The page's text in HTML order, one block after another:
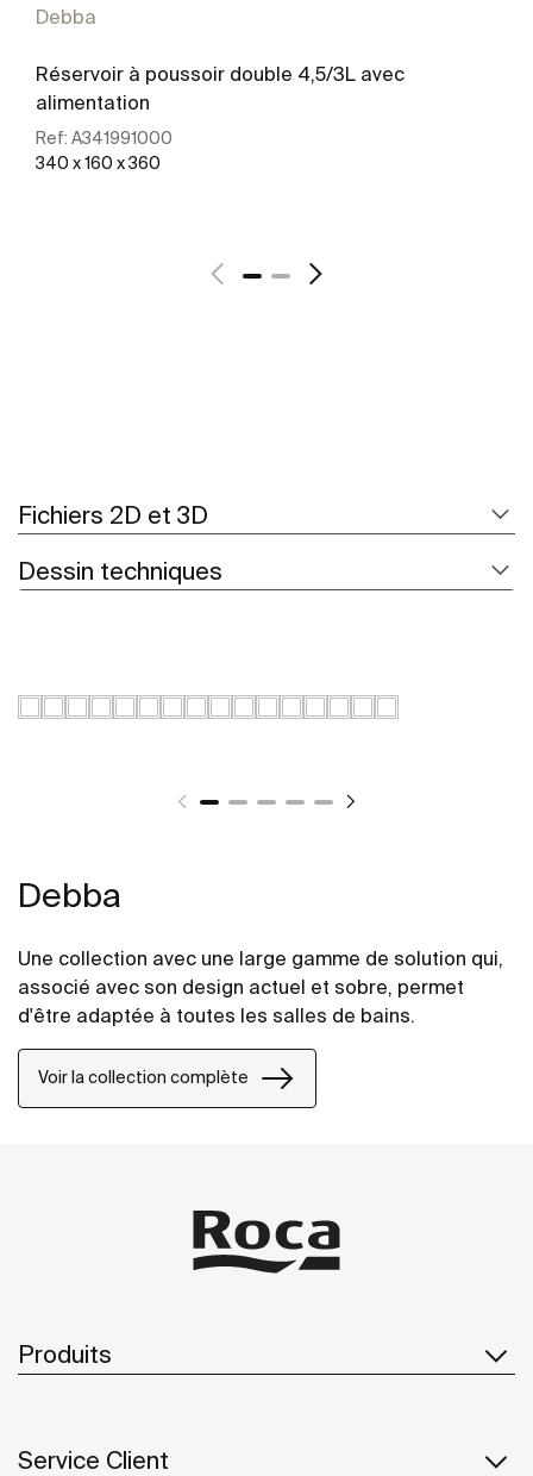
Debba
Réservoir à poussoir double 4,5/3L avec
alimentation
Ref: A341991000
340 x 160 x 360
Fichiers 2D et 3D
Dessin techniques
Debba
Une collection avec une large gamme de solution qui,
associé avec son design actuel et sobre, permet
d'être adaptée à toutes les salles de bains.
Voir la collection complète
Produits
Service Client